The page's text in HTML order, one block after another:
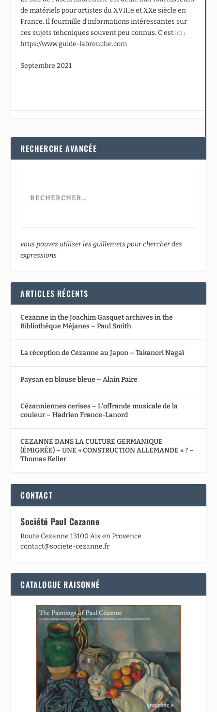
de matériels pour artistes du XVIIIe et XXe siècle en
France. Il fourmille d’informations intéressantes sur
ces sujets tehcniques souvent peu connus. C’estici:
https://www.guide-labreuche.com
Septembre 2021
RECHERCHE AVANCÉE
vous pouvez utiliser les guillemets pour chercher des
expressions
ARTICLES RÉCENTS
Cezanne in the Joachim Gasquet archives in the
Bibliothèque Méjanes – Paul Smith
La réception de Cezanne au Japon – Takanori Nagaï
Paysan en blouse bleue – Alain Paire
Cézanniennes cerises – L’offrande musicale de la
couleur – Hadrien France-Lanord
CEZANNE DANS LA CULTURE GERMANIQUE
(ÉMIGRÉE) – UNE « CONSTRUCTION ALLEMANDE » ? –
Thomas Keller
CONTACT
Société Paul Cezanne
Route Cezanne 13100 Aix en Provence
contact@societe-cezanne.fr
CATALOGUE RAISONNÉ